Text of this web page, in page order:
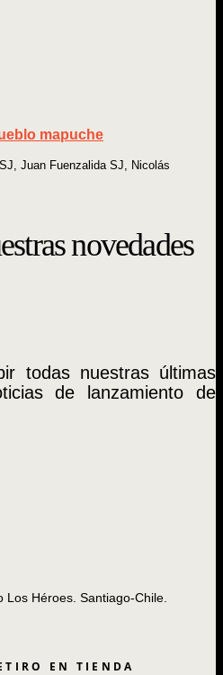
mapuche
Juan Fuenzalida SJ, Nicolás
novedades
todas nuestras últimas
de lanzamiento de
Héroes. Santiago-Chile.
EN TIENDA